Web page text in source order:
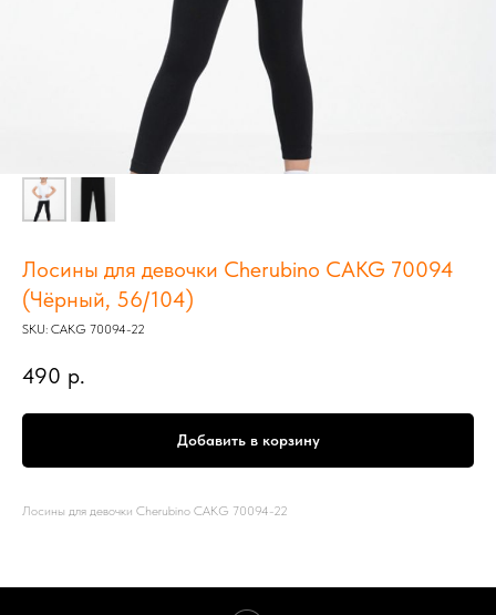
Лосины для девочки Cherubino CAKG 70094
(Чёрный, 56/104)
SKU: CAKG 70094-22
490 р.
Добавить в корзину
Лосины для девочки Cherubino CAKG 70094-22